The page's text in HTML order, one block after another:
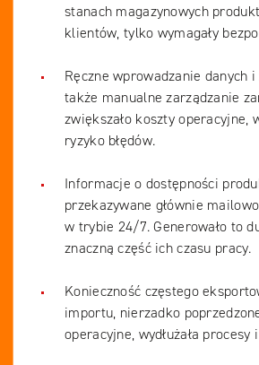
stanach magazynowych
klientów, tylko wymagały
Ręczne wprowadzanie danych
także manualne zarządzanie
zwiększało koszty operacyjne,
ryzyko błędów.
Informacje o dostępności
przekazywane głównie
w trybie 24/7. Generowało to
znaczną część ich czasu pracy.
Konieczność częstego
importu, nierzadko
operacyjne, wydłużała procesy